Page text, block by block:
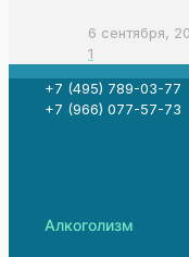
6 сентября,
1
+7 (495) 789-03-77
+7 (966) 077-57-73
Алкоголизм